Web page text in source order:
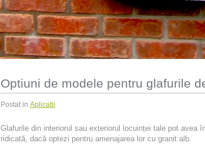
Optiuni de modele pentru glafurile
Postat in Aplicatii
Glafurile din interiorul sau exteriorul locuinței tale pot avea
ridicată, dacă optezi pentru amenajarea lor cu granit alb.